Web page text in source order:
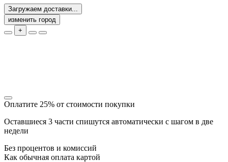
Загружаем доставки...
изменить город
+
Оплатите 25% от стоимости покупки
Оставшиеся 3 части спишутся автоматически с шагом в две
недели
Без процентов и комиссий
Как обычная оплата картой